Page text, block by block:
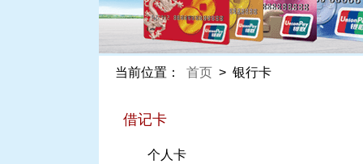
当前位置： 首页 > 银行卡
借记卡
个人卡